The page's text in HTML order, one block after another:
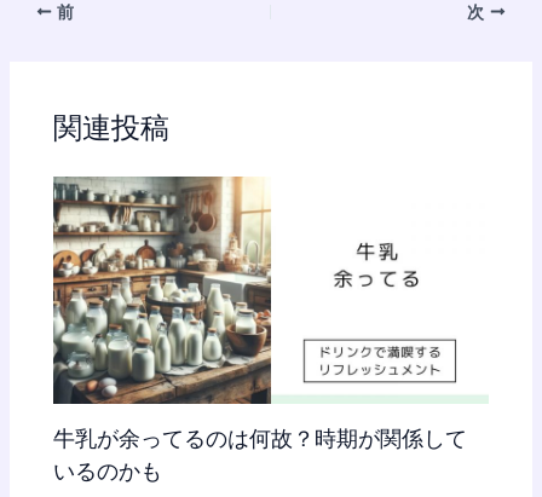
前 次
関連投稿
牛乳が余ってるのは何故？時期が関係して
いるのかも